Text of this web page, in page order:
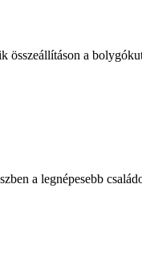
a
a legnépesebb